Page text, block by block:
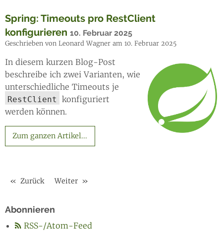
Spring: Timeouts pro RestClient
konfigurieren 10. Februar 2025
Geschrieben von Leonard Wagner am 10. Februar 2025
In diesem kurzen Blog-Post
beschreibe ich zwei Varianten, wie
unterschiedliche Timeouts je
RestClient
konfiguriert
werden können.
Zum ganzen Artikel...
Zurück Weiter
Abonnieren
RSS-/Atom-Feed